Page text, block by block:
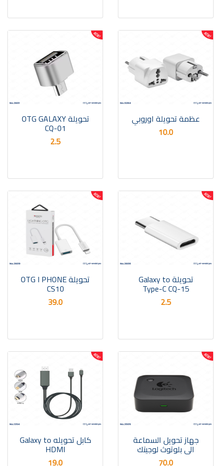
عظمة تحويلة اوروبي
10.0
تحويلة OTG GALAXY
CQ-01
2.5
تحويلة Galaxy to
Type-C CQ-15
2.5
تحويلة OTG I PHONE
CS10
39.0
جهاز تحويل السماعة
الى بلوتوث لوجيتك
70.0
كابل تحويله Galaxy to
HDMI
19.0